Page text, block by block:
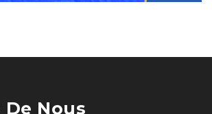
Nous